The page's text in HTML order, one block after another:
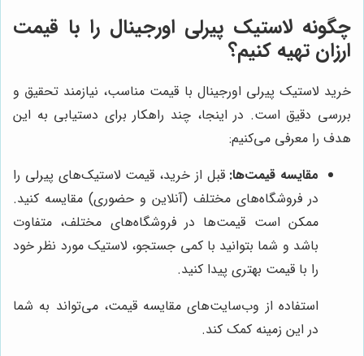
چگونه لاستیک پیرلی اورجینال را با قیمت
ارزان تهیه کنیم؟
خرید لاستیک پیرلی اورجینال با قیمت مناسب، نیازمند تحقیق و
بررسی دقیق است. در اینجا، چند راهکار برای دستیابی به این
هدف را معرفی می‌کنیم:
مقایسه قیمت‌ها: قبل از خرید، قیمت لاستیک‌های پیرلی را
در فروشگاه‌های مختلف (آنلاین و حضوری) مقایسه کنید.
ممکن است قیمت‌ها در فروشگاه‌های مختلف، متفاوت
باشد و شما بتوانید با کمی جستجو، لاستیک مورد نظر خود
را با قیمت بهتری پیدا کنید.
استفاده از وب‌سایت‌های مقایسه قیمت، می‌تواند به شما
در این زمینه کمک کند.